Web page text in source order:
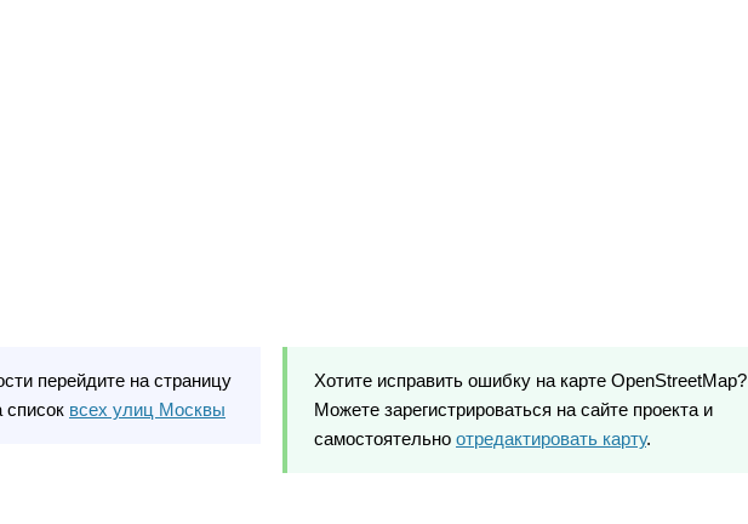
перейдите на страницу
список всех улиц Москвы
Хотите исправить ошибку на карте OpenStreetMap?
Можете зарегистрироваться на сайте проекта и
самостоятельно отредактировать карту.